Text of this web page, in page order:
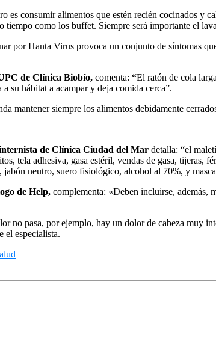
es consumir alimentos que estén recién cocinados y
tiempo como los buffet. Siempre será importante el
por Hanta Virus provoca un conjunto de síntomas
de Clínica Biobío, comenta: “El ratón de cola
su hábitat a acampar y deja comida cerca”.
mantener siempre los alimentos debidamente
de Clínica Ciudad del Mar detalla: “el
tela adhesiva, gasa estéril, vendas de gasa,
neutro, suero fisiológico, alcohol al 70%, y
de Help, complementa: «Deben incluirse, además,
no pasa, por ejemplo, hay un dolor de cabeza muy
el especialista.